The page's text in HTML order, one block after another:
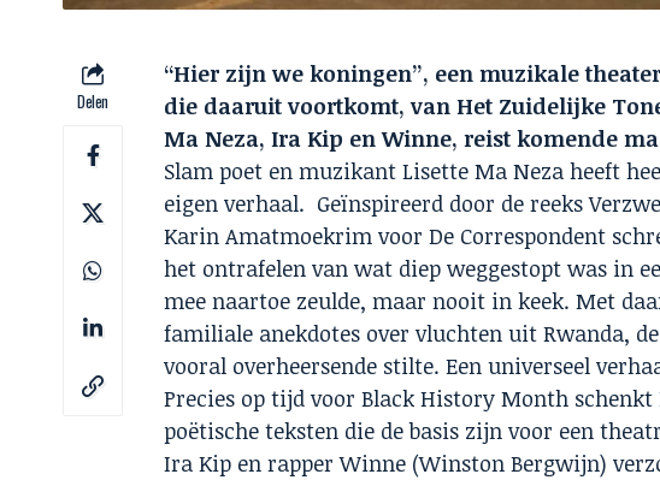
Delen
“Hier zijn we koningen”, een muzikale
die daaruit voortkomt, van Het Zuidelijke
Ma Neza, Ira Kip en Winne, reist komende
Slam poet en muzikant Lisette Ma Neza heeft
eigen verhaal. Geïnspireerd door de reeks
KarinAmatmoekrim voor De Correspondent
het ontrafelen van wat diep weggestopt was in
meenaartoe zeulde, maar nooit in keek. Met
familiale anekdotes over vluchten uit Rwanda,
vooral overheersende stilte. Een universeel
Precies op tijd voor Black History Month
poëtische teksten die de basis zijn voor een
Ira Kip en rapper Winne (Winston Bergwijn)